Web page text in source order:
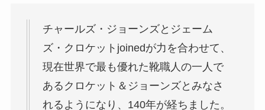
チャールズ・ジョーンズとジェーム
ズ・クロケットjoinedが力を合わせて、
現在世界で最も優れた靴職人の一人で
あるクロケット＆ジョーンズとみなさ
れるようになり、140年が経ちました。